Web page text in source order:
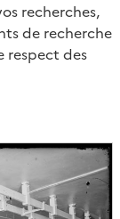
recherches,
de recherche
respect des